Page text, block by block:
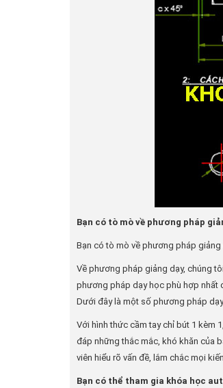
Bạn có tò mò về phương pháp
Bạn có tò mò về phương pháp giảng
Về phương pháp giảng dạy, chúng
phương pháp dạy học phù hợp nhất
Dưới đây là một số phương pháp
Với hình thức cầm tay chỉ bút 1 kèm
đáp những thắc mắc, khó khăn của
viên hiểu rõ vấn đề, lắm chắc mọi
Bạn có thể tham gia khóa học